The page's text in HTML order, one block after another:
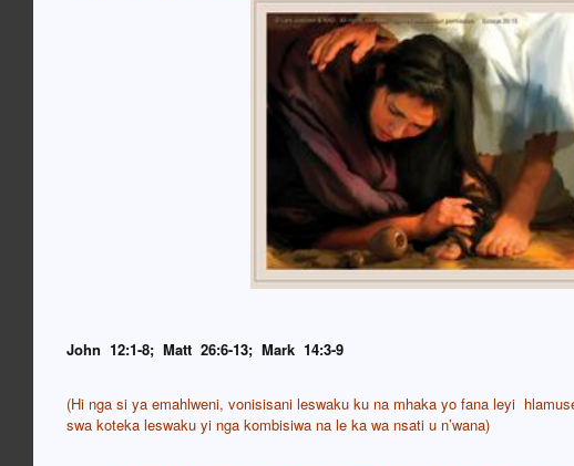
John 12:1-8; Matt 26:6-13; Mark 14:3-9
(Hi nga si ya emahlweni, vonisisani leswaku ku na mhaka yo fana leyi
swa koteka leswaku yi nga kombisiwa na le ka wa nsati u n’wana)